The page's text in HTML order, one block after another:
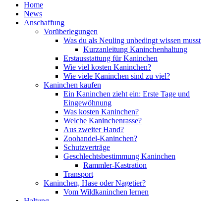
Home
News
Anschaffung
Vorüberlegungen
Was du als Neuling unbedingt wissen musst
Kurzanleitung Kaninchenhaltung
Erstausstattung für Kaninchen
Wie viel kosten Kaninchen?
Wie viele Kaninchen sind zu viel?
Kaninchen kaufen
Ein Kaninchen zieht ein: Erste Tage und
Eingewöhnung
Was kosten Kaninchen?
Welche Kaninchenrasse?
Aus zweiter Hand?
Zoohandel-Kaninchen?
Schutzverträge
Geschlechtsbestimmung Kaninchen
Rammler-Kastration
Transport
Kaninchen, Hase oder Nagetier?
Vom Wildkaninchen lernen